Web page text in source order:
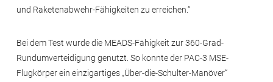
und Raketenabwehr-Fähigkeiten zu erreichen.“
Bei dem Test wurde die MEADS-Fähigkeit zur 360-Grad-
Rundumverteidigung genutzt. So konnte der PAC-3 MSE-
Flugkörper ein einzigartiges „Über-die-Schulter-Manöver“